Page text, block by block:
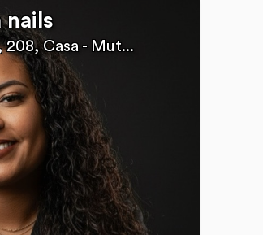
nails
208, Casa - Mut...